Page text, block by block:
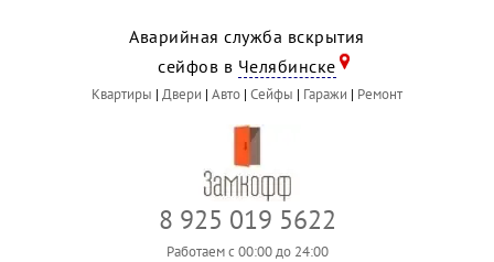
Аварийная служба вскрытия
сейфов в Челябинске
Квартиры | Двери | Авто | Сейфы | Гаражи | Ремонт
8 925 019 5622
Работаем c 00:00 до 24:00